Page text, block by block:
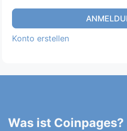
Konto erstellen
Was ist Coinpages?